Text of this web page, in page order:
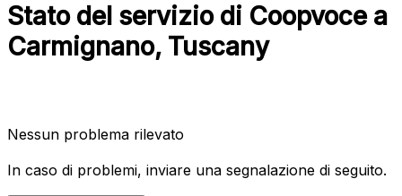
Stato del servizio di Coopvoce a
Carmignano, Tuscany
Nessun problema rilevato
In caso di problemi, inviare una segnalazione di seguito.